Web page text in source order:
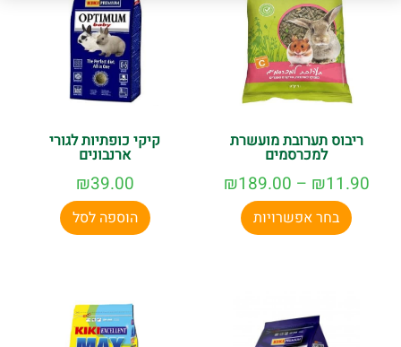
ריבוס תערובת מועשרת
למכרסמים
₪11.90
–
₪189.00
בחר אפשרויות
קיקי כופתיות לגורי
ארנבונים
₪39.00
הוספה לסל